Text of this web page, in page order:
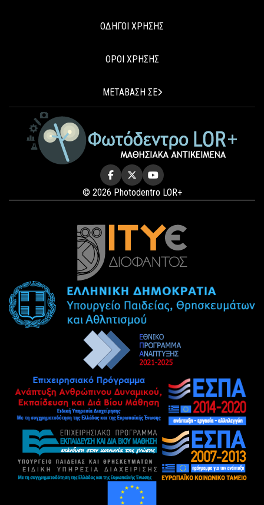
ΟΔΗΓΟΙ ΧΡΗΣΗΣ
ΟΡΟΙ ΧΡΗΣΗΣ
ΜΕΤΑΒΑΣΗ ΣΕ
© 2026 Photodentro LOR+